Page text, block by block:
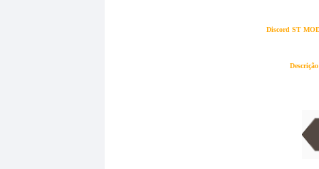
Discord ST
Descrição